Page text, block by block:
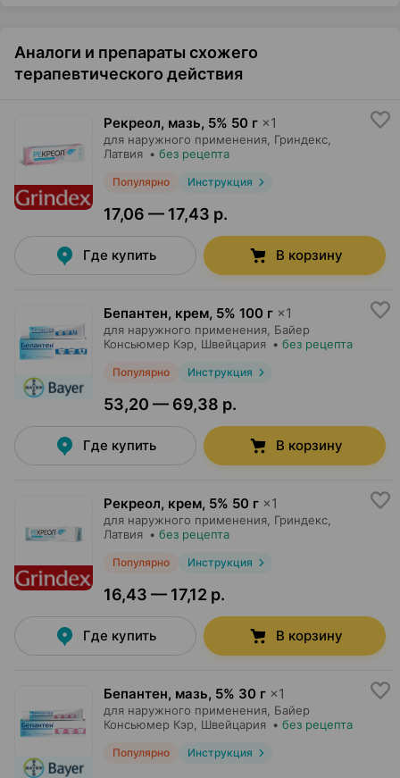
Аналоги и препараты схожего
терапевтического действия
Рекреол, мазь, 5% 50 г ×1
для наружного применения, Гриндекс
Латвия • без рецепта
Популярно Инструкция
17,06 — 17,43 р.
Где купить В корзину
Бепантен, крем, 5% 100 г ×1
для наружного применения, Байер
Консьюмер Кэр , Швейцария • без рецепта
Популярно Инструкция
53,20 — 69,38 р.
Где купить В корзину
Рекреол, крем, 5% 50 г ×1
для наружного применения, Гриндекс
Латвия • без рецепта
Популярно Инструкция
16,43 — 17,12 р.
Где купить В корзину
Бепантен, мазь, 5% 30 г ×1
для наружного применения, Байер
Консьюмер Кэр , Швейцария • без рецепта
Популярно Инструкция